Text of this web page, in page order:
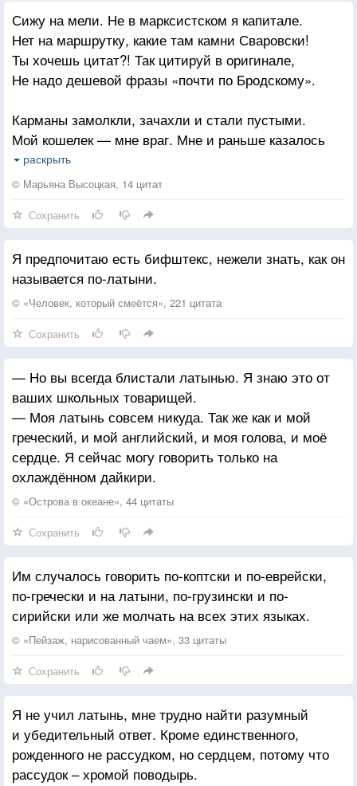
Сижу на мели. Не в марксистском я капитале.
Нет на маршрутку, какие там камни Сваровски!
Ты хочешь цитат?! Так цитируй в оригинале,
Не надо дешевой фразы «почти по Бродскому».
Карманы замолкли, зачахли и стали пустыми.
Мой кошелек — мне враг. Мне и раньше казалось
так.
Но я же не медик, а ты мне все трешь на латыни.
Вчера у меня узнавали о курсе евро.
Ребята, какие евро! Живите легче!
Девушки с умным лицом заявляют «Я - стерва!».
Какая ты стерва! Ты просто в говне по плечи.
Сижу на мели. Ожидаю чего-то от Космоса.
Соседи меняют за месяц вторую горничную.
Вы верите, что барон себя вынул за волосы?!
Я - верю. И мне в этой вере солнечно.
раскрыть
© Марьяна Высоцкая, 14 цитат
Сохранить
Я предпочитаю есть бифштекс, нежели знать, как он
называется по-латыни.
© «Человек, который смеётся», 221 цитата
Сохранить
— Но вы всегда блистали латынью. Я знаю это от
ваших школьных товарищей.
— Моя латынь совсем никуда. Так же как и мой
греческий, и мой английский, и моя голова, и моё
сердце. Я сейчас могу говорить только на
охлаждённом дайкири.
© «Острова в океане», 44 цитаты
Сохранить
Им случалось говорить по-коптски и по-еврейски,
по-гречески и на латыни, по-грузински и по-
сирийски или же молчать на всех этих языках.
© «Пейзаж, нарисованный чаем», 33 цитаты
Сохранить
Я не учил латынь, мне трудно найти разумный
и убедительный ответ. Кроме единственного,
рожденного не рассудком, но сердцем, потому что
рассудок – хромой поводырь.